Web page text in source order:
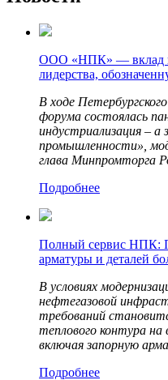
ООО «НПК» — вклад в
лидерства,
В ходе
форума состоялась
индустриализация – а
промышленности»,
глава Минпромторга
Подробнее
Полный сервис НПК:
арматуры и деталей
В условиях
нефтегазовой
требований
теплового контура
включая запорную
Подробнее